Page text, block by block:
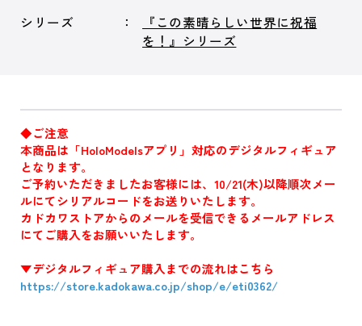
シリーズ
『この素晴らしい世界に祝福
を！』シリーズ
◆ご注意
本商品は「HoloModelsアプリ」対応のデジタルフィギュア
となります。
ご予約いただきましたお客様には、10/21(木)以降順次メー
ルにてシリアルコードをお送りいたします。
カドカワストアからのメールを受信できるメールアドレス
にてご購入をお願いいたします。
▼デジタルフィギュア購入までの流れはこちら
https://store.kadokawa.co.jp/shop/e/eti0362/